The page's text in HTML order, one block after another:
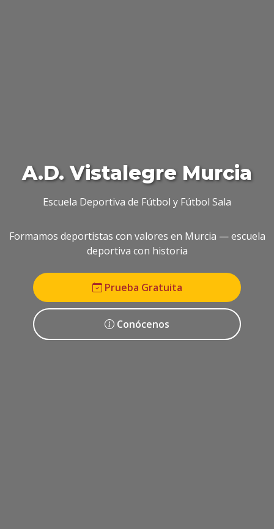
A.D. Vistalegre Murcia
Escuela Deportiva de Fútbol y Fútbol Sala
Formamos deportistas con valores en Murcia — escuela
deportiva con historia
Prueba Gratuita
Conócenos